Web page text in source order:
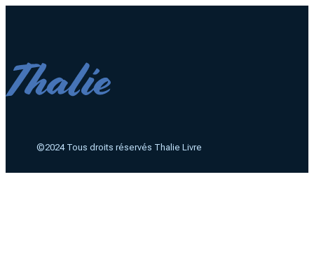
©2024 Tous droits réservés Thalie Livre